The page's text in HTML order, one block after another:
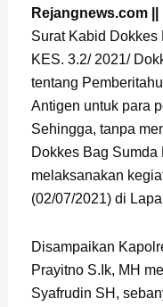
Rejangnews.com
Surat Kabid Dokkes
KES. 3.2/ 2021/
tentang
Antigen untuk para
Sehingga, tanpa
Dokkes Bag Sumda
melaksanakan
(02/07/2021) di
Disampaikan
Prayitno S.Ik, MH
Syafrudin SH,
Page
, Page